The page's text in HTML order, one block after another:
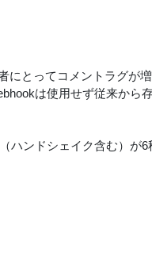
とってコメントラグが増
は使用せず従来から
ハンドシェイク含む）が